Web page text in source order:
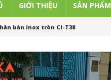
GIỚI THIỆU SẢN PHẨM
bàn inox tròn CI-T38